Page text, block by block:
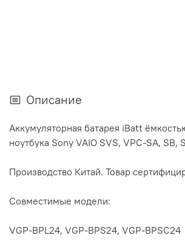
Описание
Аккумуляторная батарея iBatt
ноутбука Sony VAIO SVS, VPC-SA, SB,
Производство Китай. Товар
Совместимые модели:
VGP-BPL24, VGP-BPS24, VGP-BPSC24